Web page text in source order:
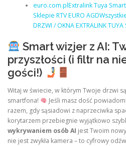
euro.com.plExtralink Tuya
Sklepie RTV EURO
DRZWI / OKNA EXTRALINK TUYA
Smart wizjer z AI:
przyszłości (i filtr na
gości!)
Witaj w świecie, w którym Twoje drzwi
smartfona!
Jeśli masz dość
razem, gdy sąsiadowi z naprzeciwka
korytarzem przebiegnie wyjątkowo
wykrywaniem osób AI jest Twoim
nie jest zwykła kamera – to cyfrowy